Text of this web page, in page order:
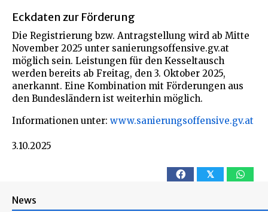
Eckdaten zur Förderung
Die Registrierung bzw. Antragstellung wird ab Mitte
November 2025 unter sanierungsoffensive.gv.at
möglich sein. Leistungen für den Kesseltausch
werden bereits ab Freitag, den 3. Oktober 2025,
anerkannt. Eine Kombination mit Förderungen aus
den Bundesländern ist weiterhin möglich.
Informationen unter: www.sanierungsoffensive.gv.at
3.10.2025
𝕏
News